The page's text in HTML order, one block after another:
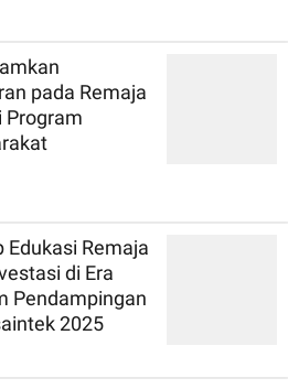
pada Remaja
Program
Edukasi Remaja
di Era
Pendampingan
2025